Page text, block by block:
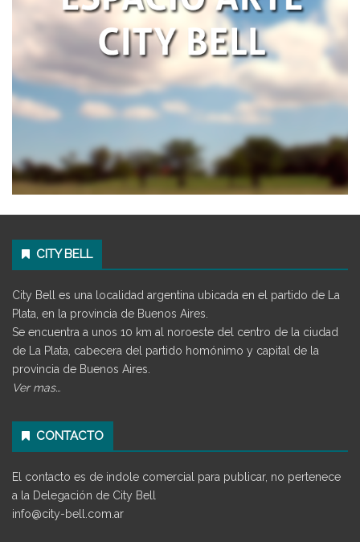
CITY BELL
City Bell es una localidad argentina ubicada en el partido de La
Plata, en la provincia de Buenos Aires.
Se encuentra a unos 10 km al noroeste del centro de la ciudad
de La Plata, cabecera del partido homónimo y capital de la
provincia de Buenos Aires.
Ver mas…
CONTACTO
El contacto es de indole comercial para publicar, no pertenece
a la Delegación de City Bell
info@city-bell.com.ar